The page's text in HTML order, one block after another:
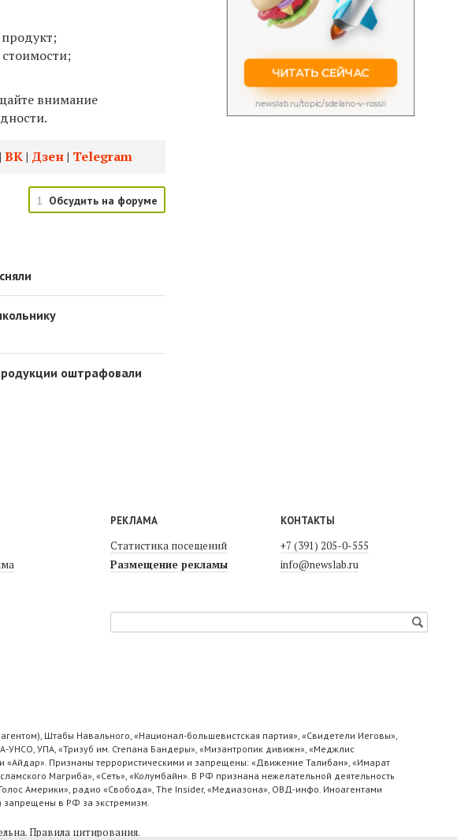
продукт;
внимание
| ВК| Дзен| Telegram
1 Обсудить на форуме
оштрафовали
РЕКЛАМА
Статистика посещений
Размещение рекламы
КОНТАКТЫ
+7 (391) 205-0-555
info@newslab.ru
Штабы Навального, «Национал-большевистская партия», «Свидетели Иеговы»,
УПА, «Тризуб им. Степана Бандеры», «Мизантропик дивижн», «Меджлис
«Айдар». Признаны террористическими и запрещены: «Движение Талибан», «Имарат
Магриба», «Сеть», «Колумбайн». В РФ признана нежелательной деятельность
Америки», радио «Свобода», The Insider, «Медиазона», ОВД-инфо. Иноагентами
в РФ за экстремизм.
Правила цитирования.